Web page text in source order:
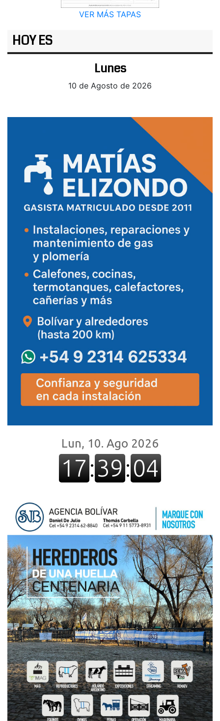
VER MÁS TAPAS
HOY ES
Lunes
10 de Agosto de 2026